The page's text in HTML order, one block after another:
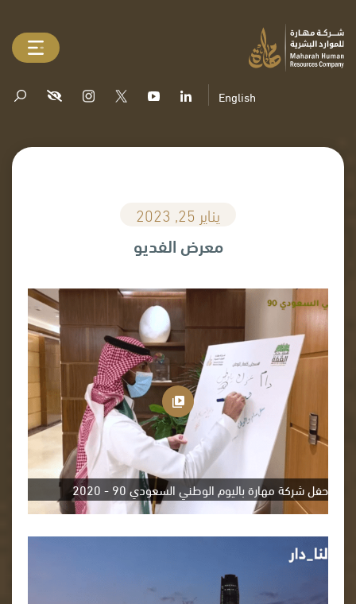
English
يناير 25, 2023
معرض الفديو
حفل شركة مهارة باليوم الوطني السعودي 90 - 2020